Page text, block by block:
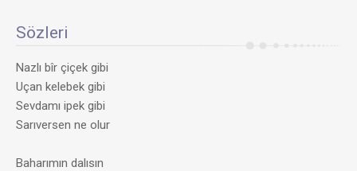
Sözleri
Nazlı bîr çiçek gibi
Uçan kelebek gibi
Sevdamı ipek gibi
Sarıversen ne olur
Baharımın dalısın